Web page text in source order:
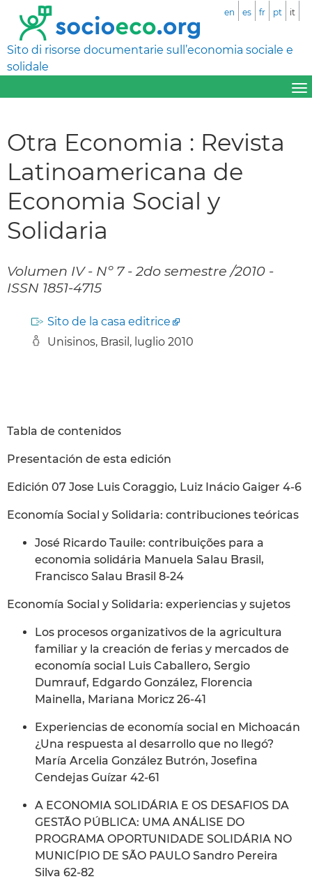
Sito di risorse documentarie sull’economia sociale e
solidale
en es fr pt it
Otra Economia : Revista
Latinoamericana de
Economia Social y
Solidaria
Volumen IV - Nº 7 - 2do semestre /2010 -
ISSN 1851-4715
Sito de la casa editrice
Unisinos, Brasil, luglio 2010
Tabla de contenidos
Presentación de esta edición
Edición 07 Jose Luis Coraggio, Luiz Inácio Gaiger 4-6
Economía Social y Solidaria: contribuciones teóricas
José Ricardo Tauile: contribuições para a
economia solidária Manuela Salau Brasil,
Francisco Salau Brasil 8-24
Economía Social y Solidaria: experiencias y sujetos
Los procesos organizativos de la agricultura
familiar y la creación de ferias y mercados de
economía social Luis Caballero, Sergio
Dumrauf, Edgardo González, Florencia
Mainella, Mariana Moricz 26-41
Experiencias de economía social en Michoacán
¿Una respuesta al desarrollo que no llegó?
María Arcelia González Butrón, Josefina
Cendejas Guízar 42-61
A ECONOMIA SOLIDÁRIA E OS DESAFIOS DA
GESTÃO PÚBLICA: UMA ANÁLISE DO
PROGRAMA OPORTUNIDADE SOLIDÁRIA NO
MUNICÍPIO DE SÃO PAULO Sandro Pereira
Silva 62-82